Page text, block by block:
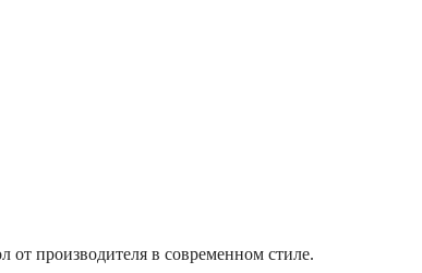
от производителя в современном стиле.